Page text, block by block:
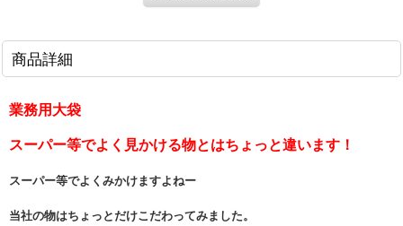
商品詳細
業務用大袋
スーパー等でよく見かける物とはちょっと違います！
スーパー等でよくみかけますよねー
当社の物はちょっとだけこだわってみました。